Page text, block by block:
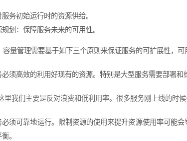
务初始运行时的资源供给。
划：保障服务未来的可用性。
容量管理需要基于如下三个原则来保证服务的可扩展性，可
必须高效的利用好现有的资源。特别是大型服务需要部署和
里我们主要是反对浪费和低利用率。很多服务刚上线的时
必须可靠地运行。限制资源的使用来提升资源使用率可能
。